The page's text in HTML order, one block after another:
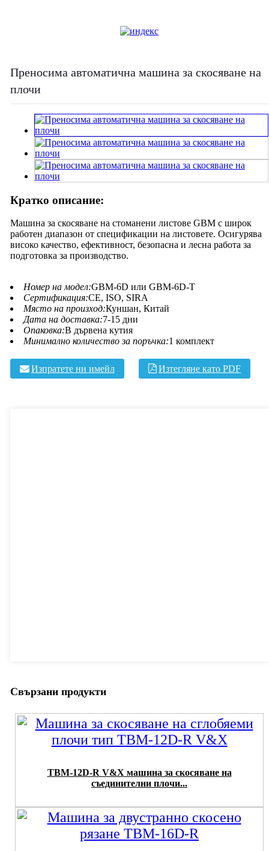
Преносима автоматична машина за скосяване на
плочи
Кратко описание:
Машина за скосяване на стоманени листове GBM с широк
работен диапазон от спецификации на листовете. Осигурява
високо качество, ефективност, безопасна и лесна работа за
подготовка за производство.
Номер на модел:GBM-6D или GBM-6D-T
Сертификация:CE, ISO, SIRA
Място на произход:Куншан, Китай
Дата на доставка:7-15 дни
Опаковка:В дървена кутия
Минимално количество за поръчка:1 комплект
Изпратете ни имейл Изтегляне като PDF
Свързани продукти
TBM-12D-R V&X машина за скосяване на
съединителни плочи...